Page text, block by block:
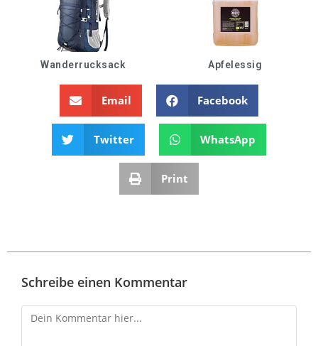
Wanderrucksack Apfelessig
Email Facebook
Twitter WhatsApp
Print
Schreibe einen Kommentar